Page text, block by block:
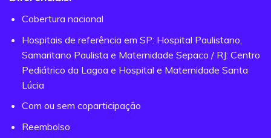
Cobertura nacional
Hospitais de referência em SP: Hospital Paulistano,
Samaritano Paulista e Maternidade Sepaco / RJ: Centro
Pediátrico da Lagoa e Hospital e Maternidade Santa
Lúcia
Com ou sem coparticipação
Reembolso